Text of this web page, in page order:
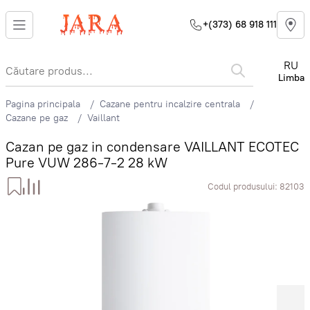
+(373) 68 918 111
RU
Limba
Pagina principala
Cazane pentru incalzire centrala
Cazane pe gaz
Vaillant
Cazan pe gaz in condensare VAILLANT ECOTEC
Pure VUW 286-7-2 28 kW
Codul produsului: 82103